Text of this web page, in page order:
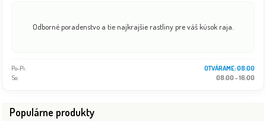
Odborné poradenstvo a tie najkrajšie rastliny pre váš kúsok raja.
Po-Pi:
08:00 - 18:00
So:
08:00 - 16:00
Populárne produkty